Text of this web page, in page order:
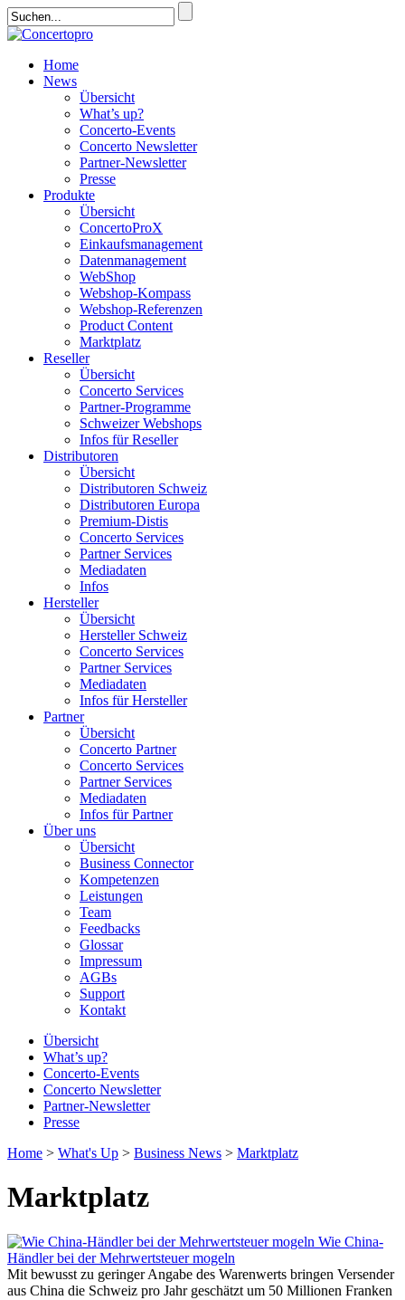
Home
News
Übersicht
What’s up?
Concerto-Events
Concerto Newsletter
Partner-Newsletter
Presse
Produkte
Übersicht
ConcertoProX
Einkaufsmanagement
Datenmanagement
WebShop
Webshop-Kompass
Webshop-Referenzen
Product Content
Marktplatz
Reseller
Übersicht
Concerto Services
Partner-Programme
Schweizer Webshops
Infos für Reseller
Distributoren
Übersicht
Distributoren Schweiz
Distributoren Europa
Premium-Distis
Concerto Services
Partner Services
Mediadaten
Infos
Hersteller
Übersicht
Hersteller Schweiz
Concerto Services
Partner Services
Mediadaten
Infos für Hersteller
Partner
Übersicht
Concerto Partner
Concerto Services
Partner Services
Mediadaten
Infos für Partner
Über uns
Übersicht
Business Connector
Kompetenzen
Leistungen
Team
Feedbacks
Glossar
Impressum
AGBs
Support
Kontakt
Übersicht
What’s up?
Concerto-Events
Concerto Newsletter
Partner-Newsletter
Presse
Home > What's Up > Business News > Marktplatz
Marktplatz
Wie China-
Händler bei der Mehrwertsteuer mogeln
Mit bewusst zu geringer Angabe des Warenwerts bringen Versender
aus China die Schweiz pro Jahr geschätzt um 50 Millionen Franken